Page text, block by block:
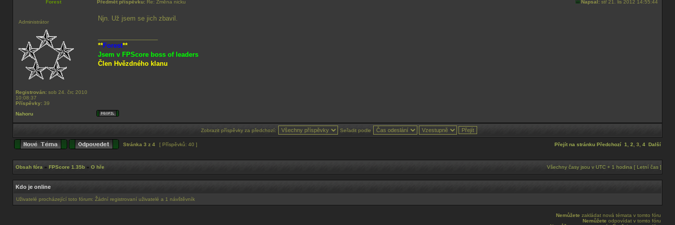
Forest Předmět příspěvku: Re: Změna nicku Napsal: stř 21. lis 2012 14:55:44
Administrátor
Registrován: sob 24. črc 2010
10:08:37
Příspěvky: 39
Njn. Už jsem se jich zbavil.
**Forest**
Jsem v FPScore boss of leaders
Člen Hvězdného klanu
Nahoru
Zobrazit příspěvky za předchozí: Seřadit podle
Stránka 3 z 4 [ Příspěvků: 40 ] Přejít na stránku Předchozí 1 2 3 4 Další
Obsah fóra » FPScore 1.35b » O hře Všechny časy jsou v UTC + 1 hodina [ Letní čas ]
Kdo je online
Uživatelé procházející toto fórum: Žádní registrovaní uživatelé a 1 návštěvník
Nemůžete zakládat nová témata v tomto fóru
Nemůžete odpovídat v tomto fóru